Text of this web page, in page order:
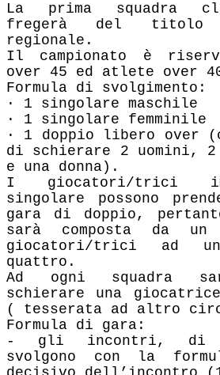
La prima squadra
fregerà del titolo
regionale.
Il campionato è
over 45 ed atlete over
Formula di svolgimento:
· 1 singolare maschile
· 1 singolare femminile
· 1 doppio libero over
di schierare 2 uomini, 2
e una donna).
I giocatori/trici
singolare possono
gara di doppio,
sarà composta da
giocatori/trici ad
quattro.
Ad ogni squadra
schierare una
( tesserata ad altro
Formula di gara:
- gli incontri, di
svolgono con la